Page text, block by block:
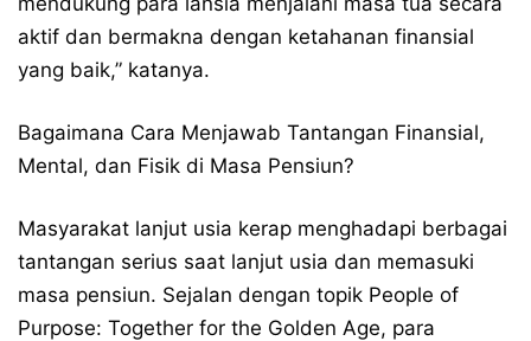
aktif dan bermakna dengan ketahanan finansial
yang baik,” katanya.
Bagaimana Cara Menjawab Tantangan Finansial,
Mental, dan Fisik di Masa Pensiun?
Masyarakat lanjut usia kerap menghadapi berbagai
tantangan serius saat lanjut usia dan memasuki
masa pensiun. Sejalan dengan topik People of
Purpose: Together for the Golden Age, para